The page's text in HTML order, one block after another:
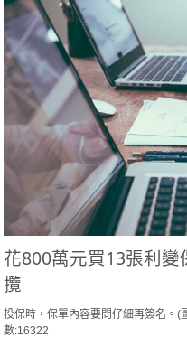
花800萬元買13張利
攬
投保時，保單內容要問仔細再簽名。(
數:16322